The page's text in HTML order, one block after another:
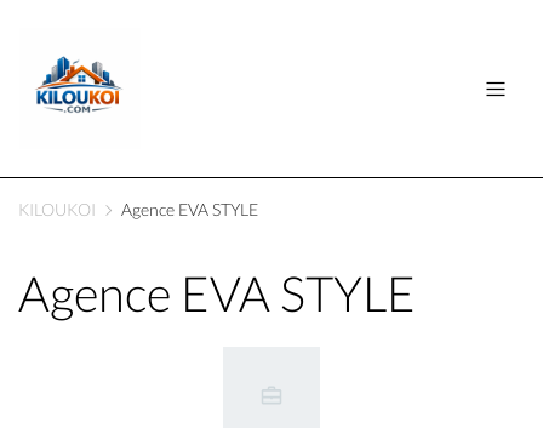
KILOUKOI Agence EVA STYLE
Agence EVA STYLE